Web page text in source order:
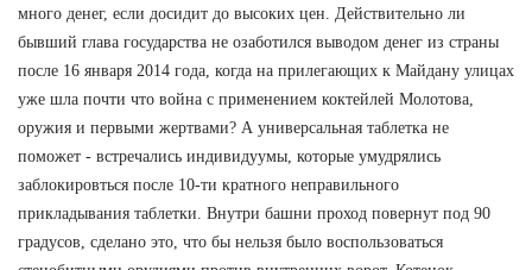
много денег, если досидит до высоких цен. Действительно ли
бывший глава государства не озаботился выводом денег из страны
после 16 января 2014 года, когда на прилегающих к Майдану улицах
уже шла почти что война с применением коктейлей Молотова,
оружия и первыми жертвами? А универсальная таблетка не
поможет - встречались индивидуумы, которые умудрялись
заблокировться после 10-ти кратного неправильного
прикладывания таблетки. Внутри башни проход повернут под 90
градусов, сделано это, что бы нельзя было воспользоваться